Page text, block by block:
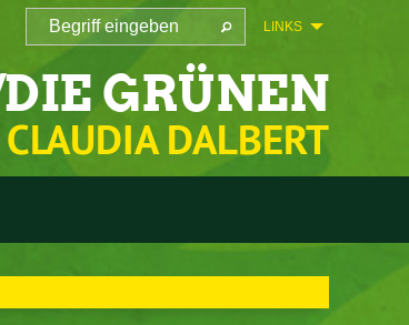
LINKS
GRÜNEN
DALBERT